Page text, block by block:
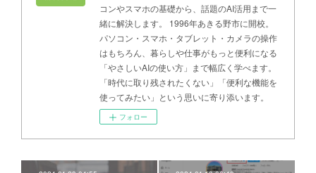
コンやスマホの基礎から、話題のAI活用まで一
緒に解決します。 1996年あきる野市に開校。
パソコン・スマホ・タブレット・カメラの操作
はもちろん、暮らしや仕事がもっと便利になる
「やさしいAIの使い方」まで幅広く学べます。
「時代に取り残されたくない」「便利な機能を
使ってみたい」という思いに寄り添います。
フォロー